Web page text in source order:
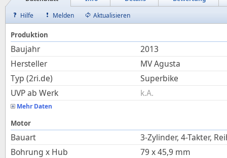
Hilfe
Melden Aktualisieren
Produktion
Baujahr
2013
Hersteller
MV Agusta
Typ (2ri.de)
Superbike
UVP ab Werk
k.A.
Mehr Daten
Motor
Bauart
3-Zylinder, 4-Takter,
Bohrung x Hub
79 x45,9 mm